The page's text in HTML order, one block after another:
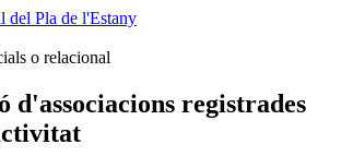
o relacional
d'associacions registrades